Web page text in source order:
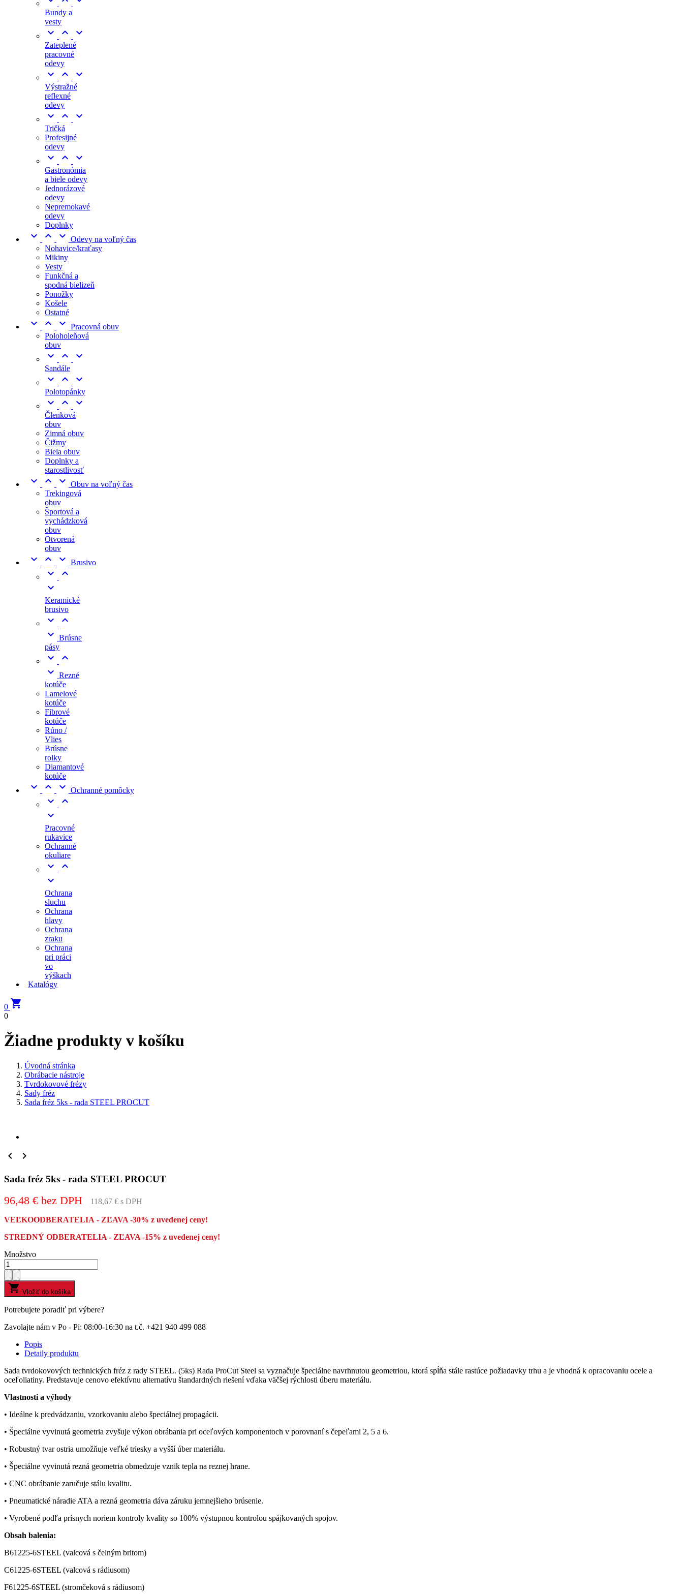
Bundy a
vesty
  
Zateplené
pracovné
odevy
  
Výstražné
reflexné
odevy
  
Tričká
Profesijné
odevy
  
Gastronómia
a biele odevy
Jednorázové
odevy
Nepremokavé
odevy
Doplnky
   Odevy na voľný čas
Nohavice/kraťasy
Mikiny
Vesty
Funkčná a
spodná bielizeň
Ponožky
Košele
Ostatné
   Pracovná obuv
Poloholeňová
obuv
  
Sandále
  
Polotopánky
  
Členková
obuv
Zimná obuv
Čižmy
Biela obuv
Doplnky a
starostlivosť
   Obuv na voľný čas
Trekingová
obuv
Športová a
vychádzková
obuv
Otvorená
obuv
   Brusivo



Keramické
brusivo


 Brúsne
pásy


 Rezné
kotúče
Lamelové
kotúče
Fibrové
kotúče
Rúno /
Vlies
Brúsne
rolky
Diamantové
kotúče
   Ochranné pomôcky



Pracovné
rukavice
Ochranné
okuliare



Ochrana
sluchu
Ochrana
hlavy
Ochrana
zraku
Ochrana
pri práci
vo
výškach
Katalógy
0 
0
Žiadne produkty v košíku
Úvodná stránka
Obrábacie nástroje
Tvrdokovové frézy
Sady fréz
Sada fréz 5ks - rada STEEL PROCUT
 
Sada fréz 5ks - rada STEEL PROCUT
96,48 € bez DPH 118,67 € s DPH
VEĽKOODBERATELIA - ZĽAVA -30% z uvedenej ceny!
STREDNÝ ODBERATELIA - ZĽAVA -15% z uvedenej ceny!
Množstvo
 Vložiť do košíka
Potrebujete poradiť pri výbere?
Zavolajte nám v Po - Pi: 08:00-16:30 na t.č. +421 940 499 088
Popis
Detaily produktu
Sada tvrdokovových technických fréz z rady STEEL. (5ks) Rada ProCut Steel sa vyznačuje špeciálne navrhnutou geometriou, ktorá spĺňa stále rastúce požiadavky trhu a je vhodná k opracovaniu ocele a
oceľoliatiny. Predstavuje cenovo efektívnu alternatívu štandardných riešení vďaka väčšej rýchlosti úberu materiálu.
Vlastnosti a výhody
• Ideálne k predvádzaniu, vzorkovaniu alebo špeciálnej propagácii.
• Špeciálne vyvinutá geometria zvyšuje výkon obrábania pri oceľových komponentoch v porovnaní s čepeľami 2, 5 a 6.
• Robustný tvar ostria umožňuje veľké triesky a vyšší úber materiálu.
• Špeciálne vyvinutá rezná geometria obmedzuje vznik tepla na reznej hrane.
• CNC obrábanie zaručuje stálu kvalitu.
• Pneumatické náradie ATA a rezná geometria dáva záruku jemnejšieho brúsenie.
• Vyrobené podľa prísnych noriem kontroly kvality so 100% výstupnou kontrolou spájkovaných spojov.
Obsah balenia:
B61225-6STEEL (valcová s čelným britom)
C61225-6STEEL (valcová s rádiusom)
F61225-6STEEL (stromčeková s rádiusom)